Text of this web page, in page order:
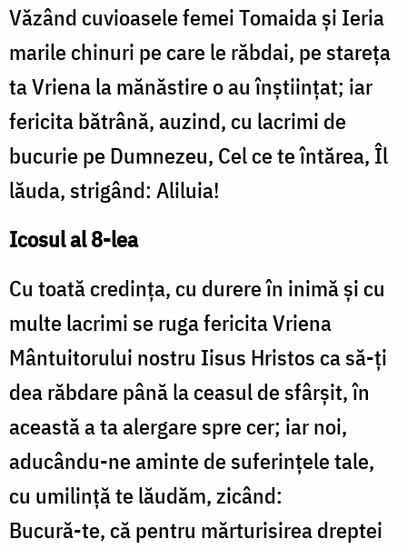
Văzând cuvioasele femei Tomaida şi Ieria
marile chinuri pe care le răbdai, pe stareţa
ta Vriena la mănăstire o au înştiinţat; iar
fericita bătrână, auzind, cu lacrimi de
bucurie pe Dumnezeu, Cel ce te întărea, Îl
lăuda, strigând: Aliluia!
Icosul al 8-lea
Cu toată credinţa, cu durere în inimă şi cu
multe lacrimi se ruga fericita Vriena
Mântuitorului nostru Iisus Hristos ca să-ţi
dea răbdare până la ceasul de sfârşit, în
această a ta alergare spre cer; iar noi,
aducându-ne aminte de suferinţele tale,
cu umilinţă te lăudăm, zicând:
Bucură-te, că pentru mărturisirea dreptei